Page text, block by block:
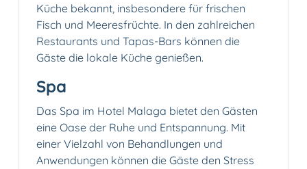
Küche bekannt, insbesondere für frischen
Fisch und Meeresfrüchte. In den zahlreichen
Restaurants und Tapas-Bars können die
Gäste die lokale Küche genießen.
Spa
Das Spa im Hotel Malaga bietet den Gästen
eine Oase der Ruhe und Entspannung. Mit
einer Vielzahl von Behandlungen und
Anwendungen können die Gäste den Stress